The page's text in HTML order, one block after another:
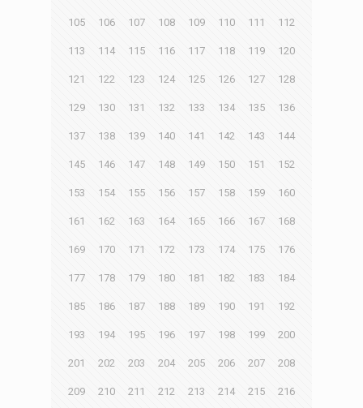
105 106 107 108 109 110 111 112
113 114 115 116 117 118 119 120
121 122 123 124 125 126 127 128
129 130 131 132 133 134 135 136
137 138 139 140 141 142 143 144
145 146 147 148 149 150 151 152
153 154 155 156 157 158 159 160
161 162 163 164 165 166 167 168
169 170 171 172 173 174 175 176
177 178 179 180 181 182 183 184
185 186 187 188 189 190 191 192
193 194 195 196 197 198 199 200
201 202 203 204 205 206 207 208
209 210 211 212 213 214 215 216